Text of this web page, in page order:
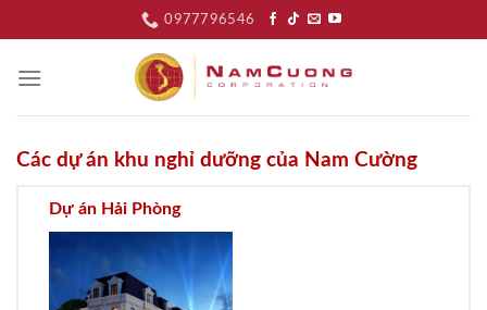
to
0977796546
Các dự án khu nghỉ dưỡng của Nam Cường
Dự án Hải Phòng